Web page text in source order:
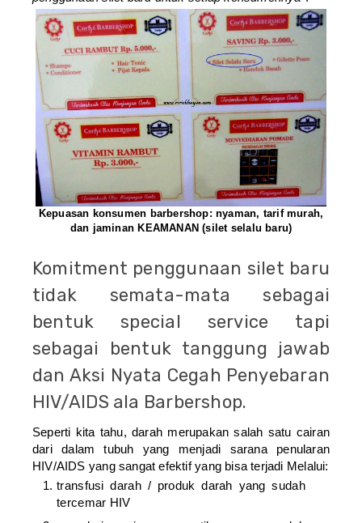
Kepuasan konsumen barbershop: nyaman, tarif murah,
dan jaminan KEAMANAN (silet selalu baru)
Komitment penggunaan silet baru
tidak semata-mata sebagai
bentuk special service tapi
sebagai bentuk tanggung jawab
dan Aksi Nyata Cegah Penyebaran
HIV/AIDS ala Barbershop.
Seperti kita tahu, darah merupakan salah satu cairan
dari dalam tubuh yang menjadi sarana penularan
HIV/AIDS yang sangat efektif yang bisa terjadi Melalui:
transfusi darah / produk darah yang sudah
tercemar HIV